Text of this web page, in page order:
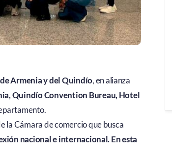
Armenia y del Quindío, en alianza
Quindío Convention Bureau, Hotel
la Cámara de comercio que busca
nacional e internacional. En esta